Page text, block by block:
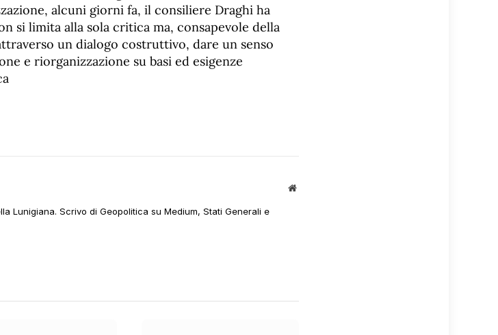
alcuni giorni fa, il consiliere Draghi ha
si limita alla sola critica ma, consapevole della
un dialogo costruttivo, dare un senso
e riorganizzazione su basi ed esigenze
Sito
Lunigiana. Scrivo di Geopolitica su Medium, Stati Generali e